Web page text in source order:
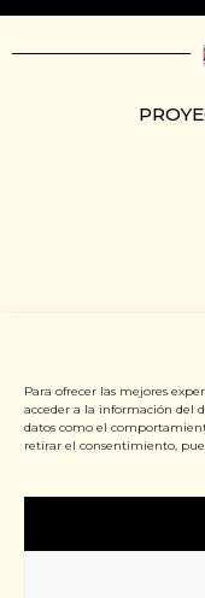
Para ofrecer las mejores
acceder a la información del
datos como el
retirar el consentimiento,